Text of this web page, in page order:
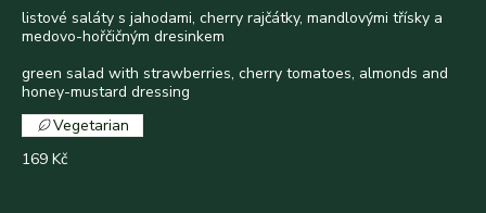
listové saláty s jahodami, cherry rajčátky, mandlovými třísky a
medovo-hořčičným dresinkem
green salad with strawberries, cherry tomatoes, almonds and
honey-mustard dressing
169 Kč
Vegetarian